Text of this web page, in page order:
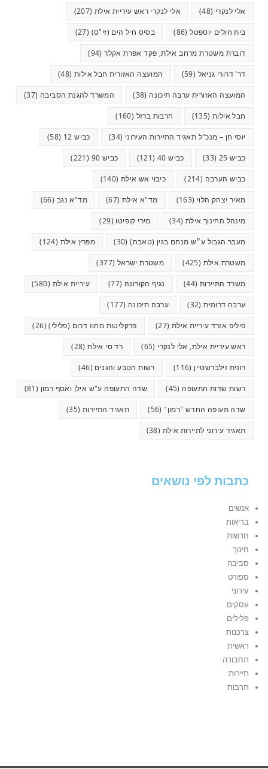
אלי לנקרי (48) אלי לנקרי ראש עיריית אילת (207)
בית חולים יוספטל(86) בסיס חיל הים (זי"ס) (27)
דוברת משטרת מרחב אילת, פקד אפרת אקלר(94)
דר' דרורי גניאל (59) המועצה האזורית חבל אילות (48)
המועצה האזורית ערבה תיכונה (38) המשרד להגנת הסביבה (37)
חבל אילות (135) חרבות ברזל (160)
יוסי חן – מנכ"ל תאגיד התיירות העירוני (34) כביש 12 (58)
כביש 25 (33) כביש 40 (121) כביש 90 (221)
כביש הערבה (214) כיבוי אש אילת (140)
מאיר יצחק הלוי (163) מד"א אילת (67) מד"א נגב (66)
מינהל החינוך אילת (34) מירי קופיטו (29)
מעבר הגבול ע״ש מנחם בגין (טאבה)(30) מפרץ אילת (124)
משטרת אילת (425) משטרת ישראל (377)
משרד התיירות (44) נגיף הקורונה (77) עיריית אילת (580)
ערבה דרומית(32) ערבה תיכונה (177)
פיליפ אזרד עיריית אילת (27) פרקליטות מחוז דרום (פלילי)(26)
ראש עיריית אילת, אלי לנקרי (65) רד סי אילת(28)
רונית זילברשטיין (116) רשות הטבע והגנים (46)
רשות שדות התעופה (45) שדה התעופה ע"ש אילן ואסף רמון (81)
שדה תעופה החדש "רמון"(56) תאגיד התיירות (35)
תאגיד עירוני לתיירות אילת (38)
כתבות לפי נושאים
אנשים
בריאות
חדשות
חינוך
סביבה
ספורט
עירוני
עסקים
פלילים
צרכנות
ראשית
תחבורה
תיירות
תרבות